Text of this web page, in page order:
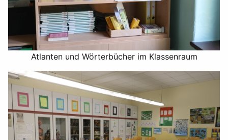
Atlanten und Wörterbücher im Klassenraum